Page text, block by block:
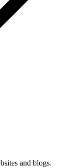
and blogs.